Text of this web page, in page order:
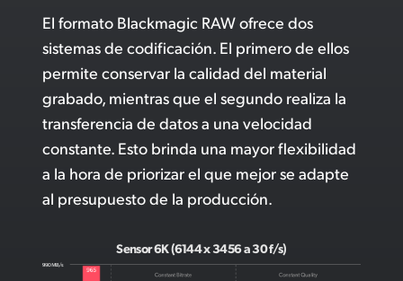
El formato Blackmagic RAW ofrece dos
sistemas de codificación. El primero de ellos
permite conservar la calidad del material
grabado, mientras que el segundo realiza la
transferencia de datos a una velocidad
constante. Esto brinda una mayor flexibilidad
a la hora de priorizar el que mejor se adapte
al presupuesto de la producción.
Sensor 6K (6144 x 3456 a 30 f/s)